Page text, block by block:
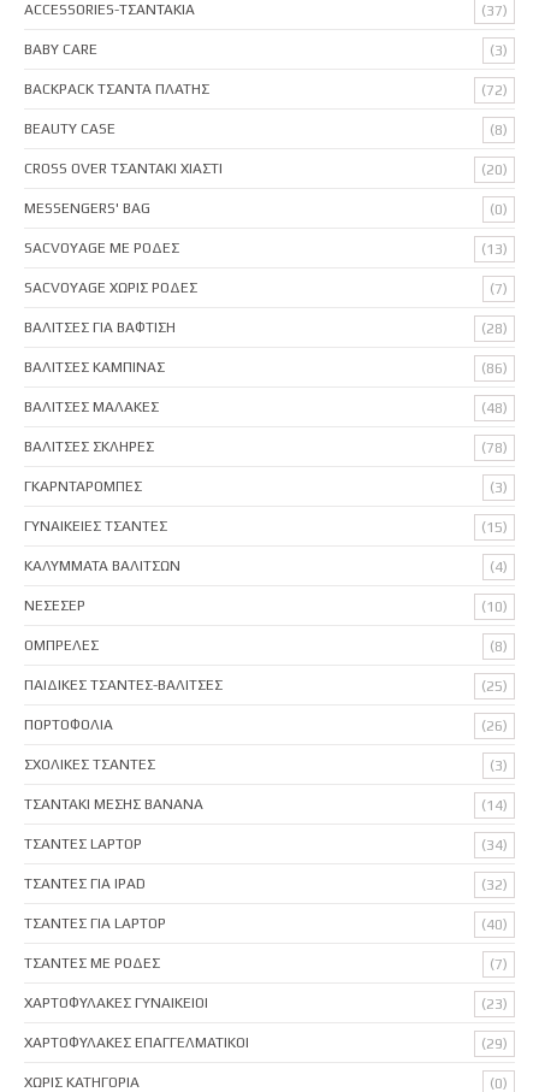
ACCESSORIES-ΤΣΑΝΤΑΚΙΑ (37)
BABY CARE (3)
BACKPACK ΤΣΑΝΤΑ ΠΛΑΤΗΣ (72)
BEAUTY CASE (8)
CROSS OVER ΤΣΑΝΤΑΚΙ ΧΙΑΣΤΙ (20)
MESSENGERS' BAG (0)
SACVOYAGE ΜΕ ΡΟΔΕΣ (13)
SACVOYAGE ΧΩΡΙΣ ΡΟΔΕΣ (7)
ΒΑΛΙΤΣΕΣ ΓΙΑ ΒΑΦΤΙΣΗ (28)
ΒΑΛΙΤΣΕΣ ΚΑΜΠΙΝΑΣ (86)
ΒΑΛΙΤΣΕΣ ΜΑΛΑΚΕΣ (48)
ΒΑΛΙΤΣΕΣ ΣΚΛΗΡΕΣ (78)
ΓΚΑΡΝΤΑΡΟΜΠΕΣ (3)
ΓΥΝΑΙΚΕΙΕΣ ΤΣΑΝΤΕΣ (15)
ΚΑΛΥΜΜΑΤΑ ΒΑΛΙΤΣΩΝ (4)
ΝΕΣΕΣΕΡ (10)
ΟΜΠΡΕΛΕΣ (8)
ΠΑΙΔΙΚΕΣ ΤΣΑΝΤΕΣ-ΒΑΛΙΤΣΕΣ (25)
ΠΟΡΤΟΦΟΛΙΑ (26)
ΣΧΟΛΙΚΕΣ ΤΣΑΝΤΕΣ (3)
ΤΣΑΝΤΑΚΙ ΜΕΣΗΣ BANANA (14)
ΤΣΑΝΤΕΣ LAPTOP (34)
ΤΣΑΝΤΕΣ ΓΙΑ IPAD (32)
ΤΣΑΝΤΕΣ ΓΙΑ LAPTOP (40)
ΤΣΑΝΤΕΣ ΜΕ ΡΟΔΕΣ (7)
ΧΑΡΤΟΦΥΛΑΚΕΣ ΓΥΝΑΙΚΕΙΟΙ (23)
ΧΑΡΤΟΦΥΛΑΚΕΣ ΕΠΑΓΓΕΛΜΑΤΙΚΟΙ (29)
ΧΩΡΙΣ ΚΑΤΗΓΟΡΙΑ (0)